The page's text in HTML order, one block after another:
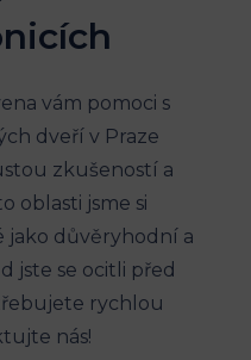
vám pomoci s
dveří v Praze
zkušeností a
oblasti jsme si
jako důvěryhodní a
jste se ocitli před
rychlou
nás!